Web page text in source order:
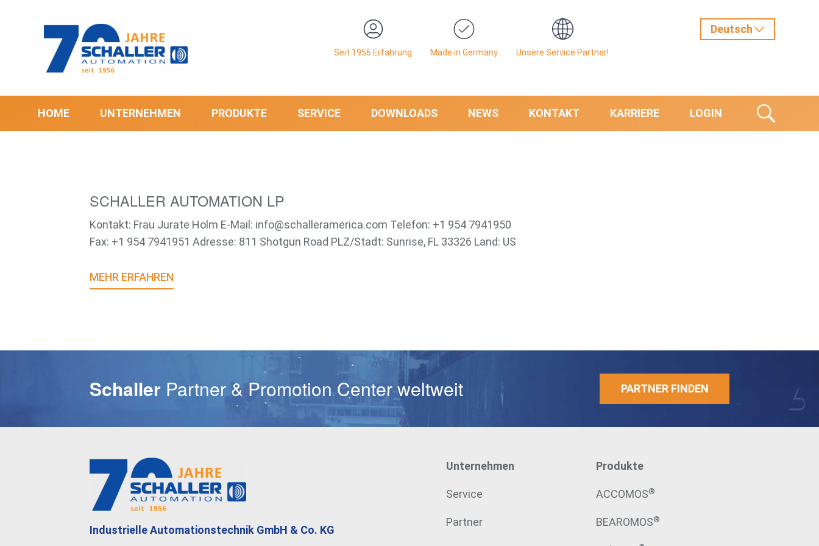
Seit 1956 Erfahrung Made in Germany Unsere Service Partner!
HOME UNTERNEHMEN PRODUKTE SERVICE DOWNLOADS NEWS KONTAKT KARRIERE LOGIN
Passwort
SCHALLER AUTOMATION LP
Kontakt: Frau Jurate Holm E-Mail: info@schalleramerica.com Telefon: +1 954 7941950
Fax: +1 954 7941951 Adresse: 811 Shotgun Road PLZ/Stadt: Sunrise, FL 33326 Land: US
MEHR ERFAHREN
Schaller Partner & Promotion Center weltweit PARTNER FINDEN
Industrielle Automationstechnik GmbH & Co. KG
Unternehmen
Service
Partner
Produkte
ACCOMOS®
BEAROMOS®